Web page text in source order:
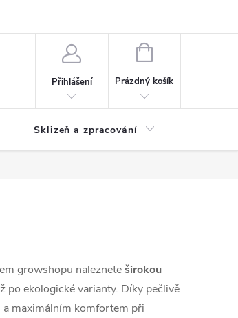
Přihlášení
NÁKUPNÍ
Prázdný košík
Sklizeň a zpracování
growshopu nalezneteširokou
po ekologické varianty. Díky pečlivě
maximálním komfortem při